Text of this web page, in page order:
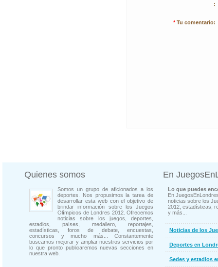
:
* Tu comentario:
Quienes somos
Somos un grupo de aficionados a los
deportes. Nos propusimos la tarea de
desarrollar esta web con el objetivo de
brindar información sobre los Juegos
Olímpicos de Londres 2012. Ofrecemos
noticias sobre los juegos, deportes,
estadios, países, medallero, reportajes,
estadísticas, foros de debate, encuestas,
concursos y mucho más... Constantemente
buscamos mejorar y ampliar nuestros servicios por
lo que pronto publicaremos nuevas secciones en
nuestra web.
En
Lo que puedes
En
noticias sobre los
2012, estadísticas,
y más...
Noticias de los
Deportes en
Sedes y estadios